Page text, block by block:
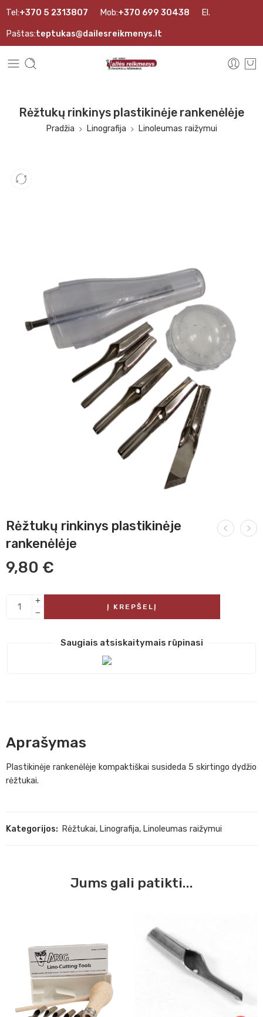
Tel:+370 5 2313807 Mob:+370 699 30438 El.
Paštas:teptukas@dailesreikmenys.lt
Rėžtukų rinkinys plastikinėje rankenėlėje
Pradžia Linografija Linoleumas raižymui
Rėžtukų rinkinys plastikinėje
rankenėlėje
9,80 €
Į KREPŠELĮ
Saugiais atsiskaitymais rūpinasi
Aprašymas
Plastikinėje rankenėlėje kompaktiškai susideda 5 skirtingo dydžio
rėžtukai.
Kategorijos: Rėžtukai, Linografija, Linoleumas raižymui
Jums gali patikti...